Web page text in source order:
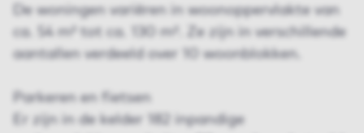
De woningen variëren in woonoppervlakte van
ca. 54 m² tot ca. 130 m². Ze zijn in verschillende
aantallen verdeeld over 10 woonblokken.
Parkeren en fietsen
Er zijn in de kelder 182 inpandige